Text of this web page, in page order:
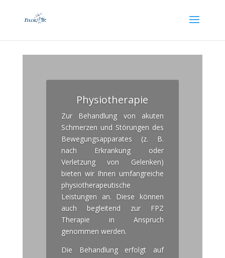
Physiotherapie
Zur Behandlung von akuten
Schmerzen und Störungen des
Bewegungsapparates (z. B.
nach Erkrankung oder
Verletzung von Gelenken)
bieten wir Ihnen umfangreiche
physiotherapeutische
Leistungen an. Diese können
auch begleitend zur FPZ
Therapie in Anspruch
genommen werden.
Die Behandlung erfolgt auf